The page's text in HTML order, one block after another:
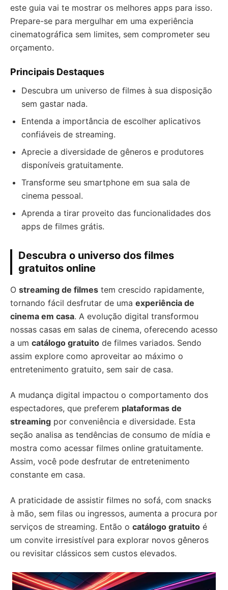
este guia vai te mostrar os melhores apps para isso.
Prepare-se para mergulhar em uma experiência
cinematográfica sem limites, sem comprometer seu
orçamento.
Principais Destaques
Descubra um universo de filmes à sua disposição
sem gastar nada.
Entenda a importância de escolher aplicativos
confiáveis de streaming.
Aprecie a diversidade de gêneros e produtores
disponíveis gratuitamente.
Transforme seu smartphone em sua sala de
cinema pessoal.
Aprenda a tirar proveito das funcionalidades dos
apps de filmes grátis.
Descubra o universo dos filmes
gratuitos online
O streaming de filmes tem crescido rapidamente,
tornando fácil desfrutar de uma experiência de
cinema em casa. A evolução digital transformou
nossas casas em salas de cinema, oferecendo acesso
a um catálogo gratuito de filmes variados. Sendo
assim explore como aproveitar ao máximo o
entretenimento gratuito, sem sair de casa.
A mudança digital impactou o comportamento dos
espectadores, que preferem plataformas de
streaming por conveniência e diversidade. Esta
seção analisa as tendências de consumo de mídia e
mostra como acessar filmes online gratuitamente.
Assim, você pode desfrutar de entretenimento
constante em casa.
A praticidade de assistir filmes no sofá, com snacks
à mão, sem filas ou ingressos, aumenta a procura por
serviços de streaming. Então o catálogo gratuito é
um convite irresistível para explorar novos gêneros
ou revisitar clássicos sem custos elevados.